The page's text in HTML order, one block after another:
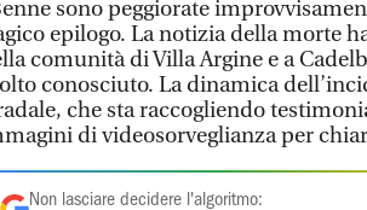
sono peggiorate
epilogo. La notizia della morte
comunità di Villa Argine e a
conosciuto. La dinamica
che sta raccogliendo
di videosorveglianza per
Non lasciare decidere l'algoritmo: